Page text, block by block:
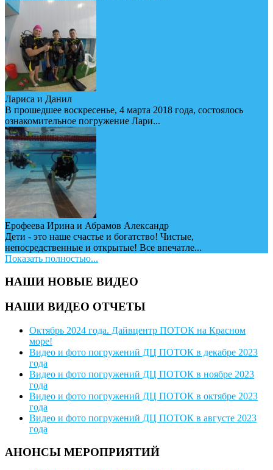
Лариса и Данил
В прошедшее воскресенье, 4 марта 2018 года, состоялось
ознакомительное погружение Лари...
Ерофеева Ирина и Абрамов Александр
Дети - это наше счастье и богатство! Чистые,
непосредственные и открытые! Все впечатле...
Показать полностью...
НАШИ НОВЫЕ ВИДЕО
НАШИ ВИДЕО ОТЧЕТЫ
Октябрь 2024 года. Дайвцентр ПОТОК на Красном
море!
Видео и фото погружений ДЦ ПОТОК в декабре 2023
года
Видео и фото погружений ДЦ ПОТОК в ноябре 2023
года
Видео и фото погружений ДЦ ПОТОК в октябре 2023
года
Видео и фото погружений ДЦ ПОТОК в августе 2023
года
АНОНСЫ МЕРОПРИЯТИЙ